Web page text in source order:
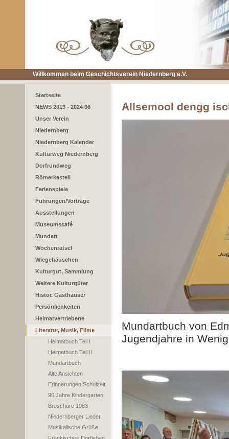
Willkommen beim Geschichtsverein Niedernberg e.V.
Startseite
NEWS 2019 - 2024 06
Unser Verein
Niedernberg
Niedernberg Kalender
Kulturweg Niedernberg
Dorfrundweg
Römerkastell
Ferienspiele
Führungen/Vorträge
Ausstellungen
Museumscafé
Mundart
Wochenrätsel
Wiegehäuschen
Kulturgut, Sammlung
Weitere Kulturgüter
Histor. Gasthäuser
Persönlichkeiten
Heimatvertriebene
Literatur, Musik, Filme
Heimatbuch Teil I
Heimatbuch Teil II
Mundartbuch
Alte Ansichten
Erinnerungen Schulzeit
90 Jahre Kindergarten
Broschüre 1983
Niedernberger Lieder
Musikalische Grüße
Allsemool dengg
Mundartbuch von
Jugendjahre in